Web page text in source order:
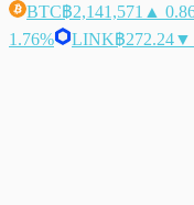
BTC฿2,141,571 ▲
1.76%
LINK฿272.24▼